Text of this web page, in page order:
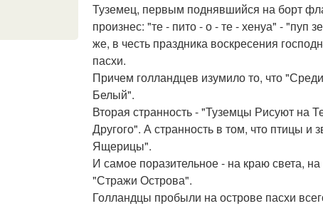
Туземец, первым поднявшийся на борт
произнес: "те - пито - о - те - хенуа" -
же, в честь праздника воскресения
пасхи.
Причем голландцев изумило то, что
Белый".
Вторая странность - "Туземцы Рисуют
Другого". А странность в том, что птицы
Ящерицы".
И самое поразительное - на краю света,
"Стражи Острова".
Голландцы пробыли на острове пасхи